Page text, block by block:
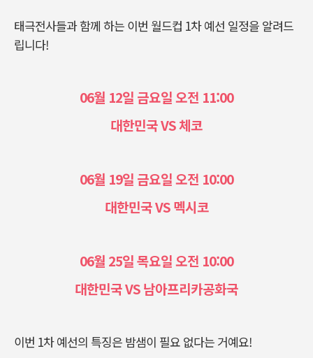
태극전사들과 함께 하는 이번 월드컵 1차 예선 일정을 알려드
립니다!
06월 12일 금요일 오전 11:00
대한민국 VS 체코
06월 19일 금요일 오전 10:00
대한민국 VS 멕시코
06월 25일 목요일 오전 10:00
대한민국 VS 남아프리카공화국
이번 1차 예선의 특징은 밤샘이 필요 없다는 거예요!